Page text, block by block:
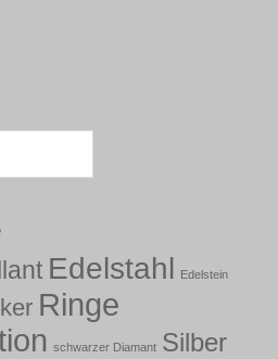
Edelstahl Edelstein
Ringe
schwarzer Diamant Silber